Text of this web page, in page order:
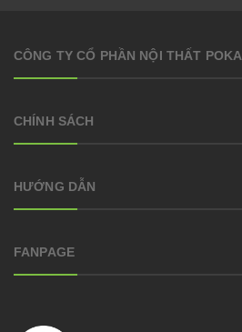
CÔNG TY CỔ PHẦN NỘI THẤT POKA
CHÍNH SÁCH
HƯỚNG DẪN
FANPAGE